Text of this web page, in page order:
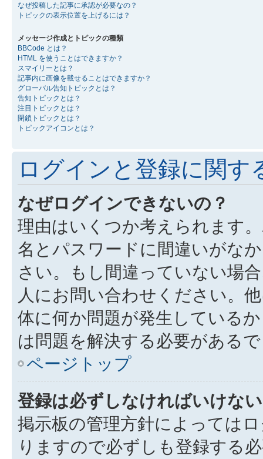
なぜ投稿した記事に承認が必要なの？
トピックの表示位置を上げるには？
メッセージ作成とトピックの種類
BBCode とは？
HTML を使うことはできますか？
スマイリーとは？
記事内に画像を載せることはできますか？
グローバル告知トピックとは？
告知トピックとは？
注目トピックとは？
閉鎖トピックとは？
トピックアイコンとは？
ログインと登録に関す
なぜログインできないの？
理由はいくつか考えられます
名とパスワードに間違いがな
さい。もし間違っていない場
人にお問い合わせください。
体に何か問題が発生している
は問題を解決する必要がある
ページトップ
登録は必ずしなければいけな
掲示板の管理方針によっては
りますので必ずしも登録する